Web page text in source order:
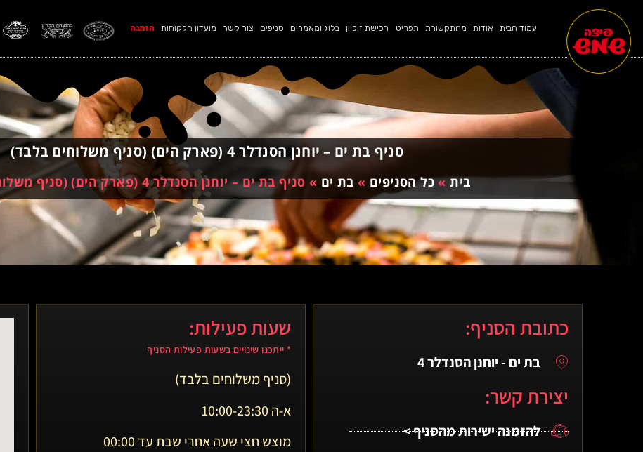
עמוד הבית אודות מהתקשורת תפריט רכישת זיכיון בלוג ומאמרים סניפים צור קשר מועדון הלקוחות הזמנה
סניף בת ים – יוחנן הסנדלר 4 (פארק הים) (סניף משלוחים בלבד)
בית»כל הסניפים » בת ים » סניף בת ים – יוחנן הסנדלר 4 (פארק הים) (סניף משלוחים בלבד)
כתובת הסניף:
בת ים - יוחנן הסנדלר 4
יצירת קשר:
להזמנה ישירות מהסניף >
שעות פעילות:
* ייתכנו שינויים בשעות פעילות הסניף
(סניף משלוחים בלבד)
א-ה 10:00-23:30
מוצש חצי שעה אחרי שבת עד 00:00